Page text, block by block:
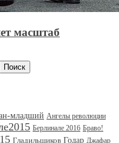
масштаб
младший Ангелы революции
Берлинале 2016 Браво!
Гладильщиков Годар Джафар